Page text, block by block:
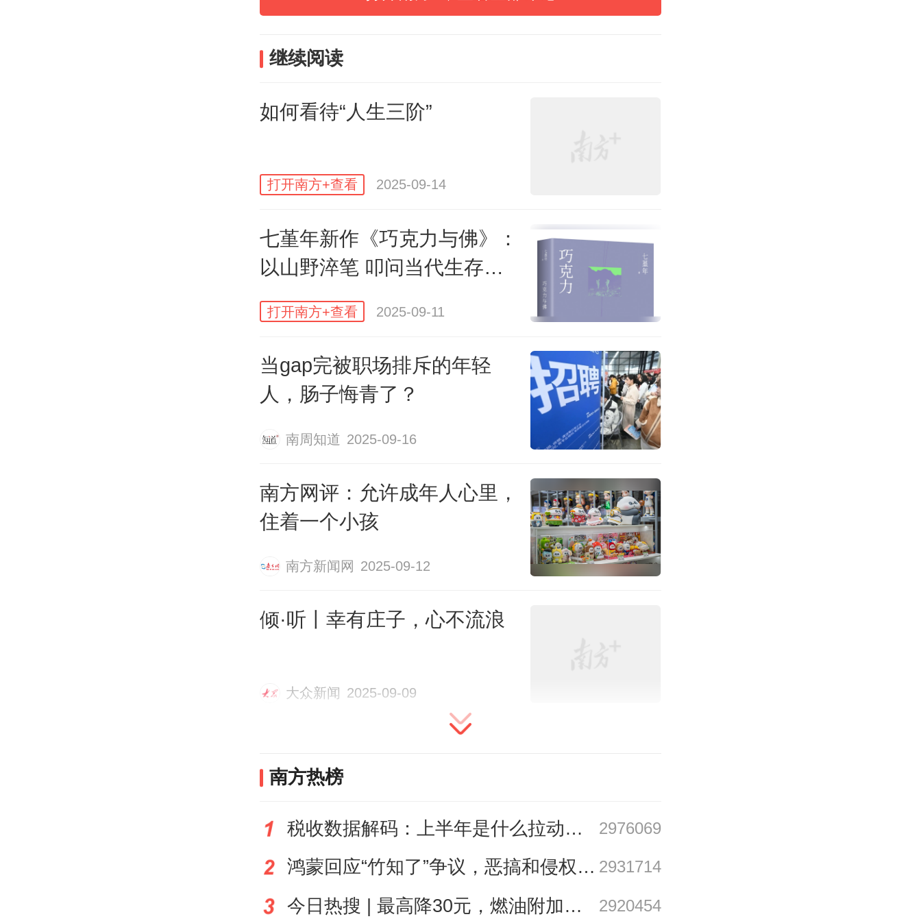
精明算计与未来的人生回顾是两个完全不同的
思想维度，也更容易体会到“没有发自内心的肯
金量。如今，许多人执迷于“确定性”，同样没有
的。
抵御外部的喧嚣，终究要靠“深入内心的反
思”“投入当下的热情”“稳定且克制的行为习惯和
生活方式”。
显然，这些不仅适用于演讲台下的学生，还能
戳中器物日益丰盈背景下精神日渐贫乏的迷茫
焦虑者，在生活“剧场”上物理性参与、精神性游
离的局外人，这也是近年来一些学者观点走出
学术圈、引发公共讨论的重要原因。
比如，项飙等学者观察到，年轻人关心自我和
远方两极，但无法直接参与宏大叙事，对“附
近”也认知模糊，容易产生无力感和失控感。而
生活，在当下给定条件下，重拾现实感与对生
活掌控感的可行方法是，以“附近”为抓手构建喘
息空间。
这与程乐松所说的“投入当下的热情”，要真实生
活而非表演生活，有异曲同工之妙，也被许多
继续阅读
如何看待“人生三阶”
打开南方+查看 2025-09-14
七堇年新作《巧克力与佛》：
以山野淬笔 叩问当代生存困
境
打开南方+查看 2025-09-11
当gap完被职场排斥的年轻
人，肠子悔青了？
南周知道 2025-09-16
南方网评：允许成年人心里，
住着一个小孩
南方新闻网 2025-09-12
倾·听丨幸有庄子，心不流浪
大众新闻 2025-09-09
南方热榜
税收数据解码：上半年是什么拉动广东经济加速增长？ 2976069
鸿蒙回应“竹知了”争议，恶搞和侵权的边界在哪里？ 2931714
今日热搜 | 最高降30元，燃油附加费今起下调 2920454